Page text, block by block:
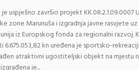
je uspješno završio projekt
zone Marunuša i izgradnja javne rasvjete
iz Europskog fonda za regionalni razvoj.
6.675.053,82 kn uređena je sportsko-
atraktivni ugostiteljski objekt na mjestu